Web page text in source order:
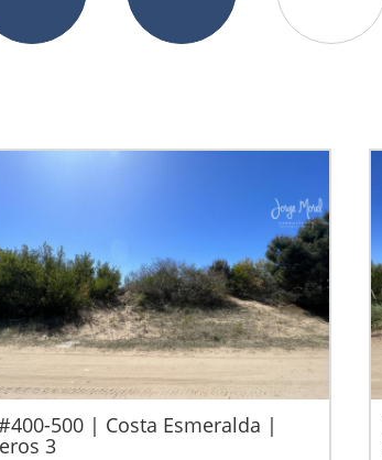
500 | Costa Esmeralda |
3